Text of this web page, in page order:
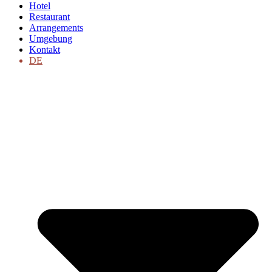
Hotel
Restaurant
Arrangements
Umgebung
Kontakt
DE